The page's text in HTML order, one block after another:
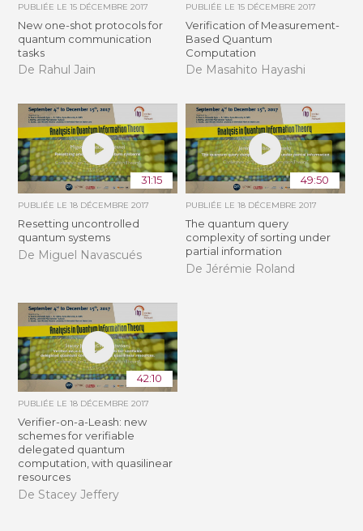
PUBLIÉE LE15 DÉCEMBRE 2017
New one-shot protocols for
quantum communication
tasks
De Rahul Jain
PUBLIÉE LE 15 DÉCEMBRE 2017
Verification of Measurement-
Based Quantum
Computation
De Masahito Hayashi
31:15
PUBLIÉE LE18 DÉCEMBRE 2017
Resetting uncontrolled
quantum systems
De Miguel Navascués
49:50
PUBLIÉE LE 18 DÉCEMBRE 2017
The quantum query
complexity of sorting under
partial information
De Jérémie Roland
42:10
PUBLIÉE LE18 DÉCEMBRE 2017
Verifier-on-a-Leash: new
schemes for verifiable
delegated quantum
computation, with quasilinear
resources
De Stacey Jeffery